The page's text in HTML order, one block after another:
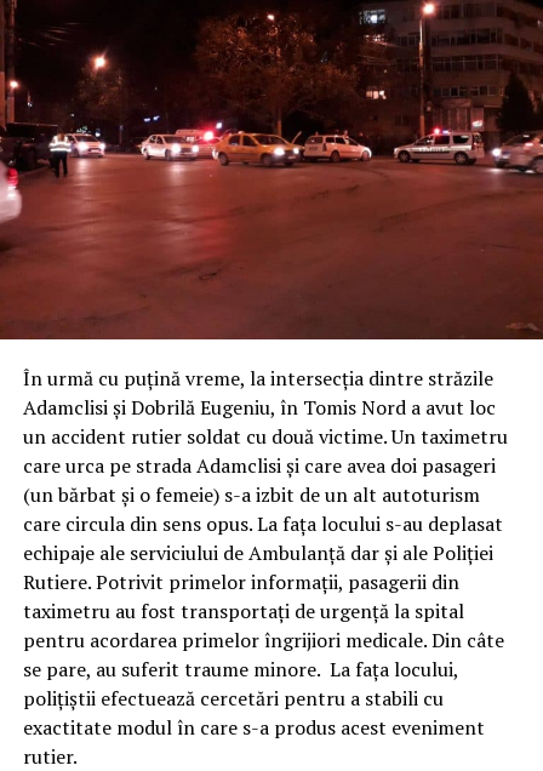
În urmă cu puțină vreme, la intersecția dintre străzile
Adamclisi și Dobrilă Eugeniu, în Tomis Nord a avut loc
un accident rutier soldat cu două victime. Un taximetru
care urca pe strada Adamclisi și care avea doi pasageri
(un bărbat și o femeie) s-a izbit de un alt autoturism
care circula din sens opus. La fața locului s-au deplasat
echipaje ale serviciului de Ambulanță dar și ale Poliției
Rutiere. Potrivit primelor informații, pasagerii din
taximetru au fost transportați de urgență la spital
pentru acordarea primelor îngrijiori medicale. Din câte
se pare, au suferit traume minore. La fața locului,
polițiștii efectuează cercetări pentru a stabili cu
exactitate modul în care s-a produs acest eveniment
rutier.